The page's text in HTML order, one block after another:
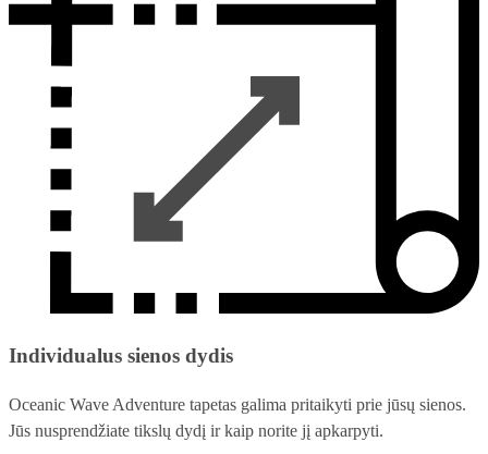
Individualus sienos dydis
Oceanic Wave Adventure tapetas galima pritaikyti prie jūsų sienos.
Jūs nusprendžiate tikslų dydį ir kaip norite jį apkarpyti.